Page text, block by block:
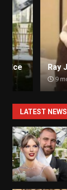
Ray J klaagt
9 months ago
LATEST NEWS